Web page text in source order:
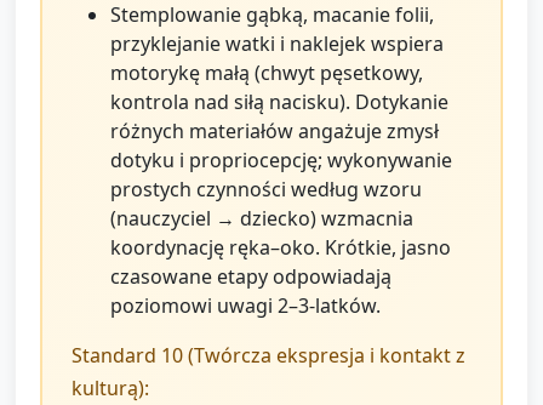
Stemplowanie gąbką, macanie folii,
przyklejanie watki i naklejek wspiera
motorykę małą (chwyt pęsetkowy,
kontrola nad siłą nacisku). Dotykanie
różnych materiałów angażuje zmysł
dotyku i propriocepcję; wykonywanie
prostych czynności według wzoru
(nauczyciel → dziecko) wzmacnia
koordynację ręka–oko. Krótkie, jasno
czasowane etapy odpowiadają
poziomowi uwagi 2–3-latków.
Standard 10 (Twórcza ekspresja i kontakt z
kulturą):